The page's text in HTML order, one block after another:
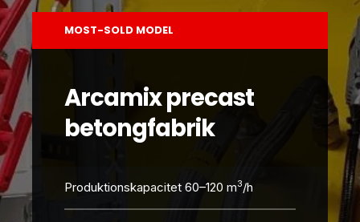
MOST-SOLD MODEL
Arcamix precast
betongfabrik
Produktionskapacitet 60–120 m3/h